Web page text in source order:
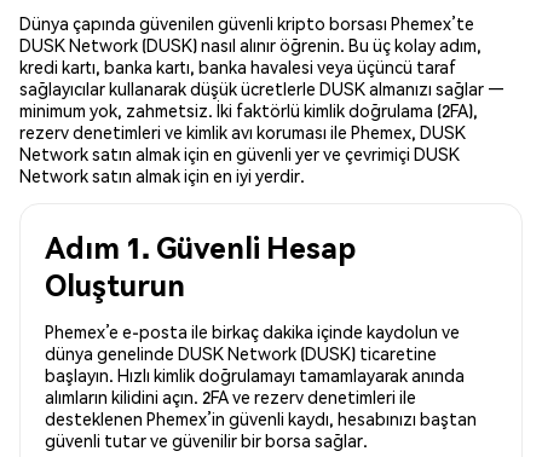
Dünya çapında güvenilen güvenli kripto borsası Phemex’te
DUSK Network (DUSK) nasıl alınır öğrenin. Bu üç kolay adım,
kredi kartı, banka kartı, banka havalesi veya üçüncü taraf
sağlayıcılar kullanarak düşük ücretlerle DUSK almanızı sağlar —
minimum yok, zahmetsiz. İki faktörlü kimlik doğrulama (2FA),
rezerv denetimleri ve kimlik avı koruması ile Phemex, DUSK
Network satın almak için en güvenli yer ve çevrimiçi DUSK
Network satın almak için en iyi yerdir.
Adım 1. Güvenli Hesap
Oluşturun
Phemex’e e-posta ile birkaç dakika içinde kaydolun ve
dünya genelinde DUSK Network (DUSK) ticaretine
başlayın. Hızlı kimlik doğrulamayı tamamlayarak anında
alımların kilidini açın. 2FA ve rezerv denetimleri ile
desteklenen Phemex’in güvenli kaydı, hesabınızı baştan
güvenli tutar ve güvenilir bir borsa sağlar.